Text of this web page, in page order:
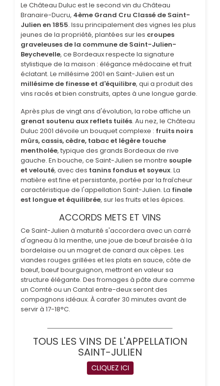
Le Château Duluc est le second vin du Château
Branaire-Ducru, 4ème Grand Cru Classé de Saint-
Julien en 1855. Issu principalement des vignes les plus
jeunes de la propriété, plantées sur les croupes
graveleuses de la commune de Saint-Julien-
Beychevelle, ce Bordeaux respecte la signature
stylistique de la maison : élégance médocaine et fruit
éclatant. Le millésime 2001 en Saint-Julien est un
millésime de finesse et d'équilibre, qui a produit des
vins racés et bien construits, aptes à une longue garde.
Après plus de vingt ans d'évolution, la robe affiche un
grenat soutenu aux reflets tuilés. Au nez, le Château
Duluc 2001 dévoile un bouquet complexe : fruits noirs
mûrs, cassis, cèdre, tabac et légère touche
mentholée, typique des grands Bordeaux de rive
gauche. En bouche, ce Saint-Julien se montre souple
et velouté, avec des tanins fondus et soyeux. La
matière est fine et persistante, portée par la fraîcheur
caractéristique de l'appellation Saint-Julien. La finale
est longue et équilibrée, sur les fruits et les épices.
ACCORDS METS ET VINS
Ce Saint-Julien à maturité s'accordera avec un carré
d'agneau à la menthe, une joue de bœuf braisée à la
bordelaise ou un magret de canard aux cèpes. Les
viandes rouges grillées et les plats en sauce, côte de
bœuf, bœuf bourguignon, mettront en valeur sa
structure élégante. Des fromages à pâte dure comme
un Comté ou un Cantal entre-deux seront des
compagnons idéaux. À carafer 30 minutes avant de
servir à 17-18°C.
TOUS LES VINS DE L'APPELLATION
SAINT-JULIEN
CLIQUEZ ICI